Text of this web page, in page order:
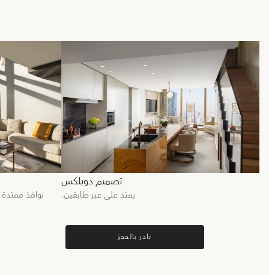
تصميم دوبلكس
يمتد على عبر طابقين. نوافذ ممتدة
بادر بالحجز